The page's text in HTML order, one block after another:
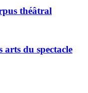
théâtral
arts du spectacle